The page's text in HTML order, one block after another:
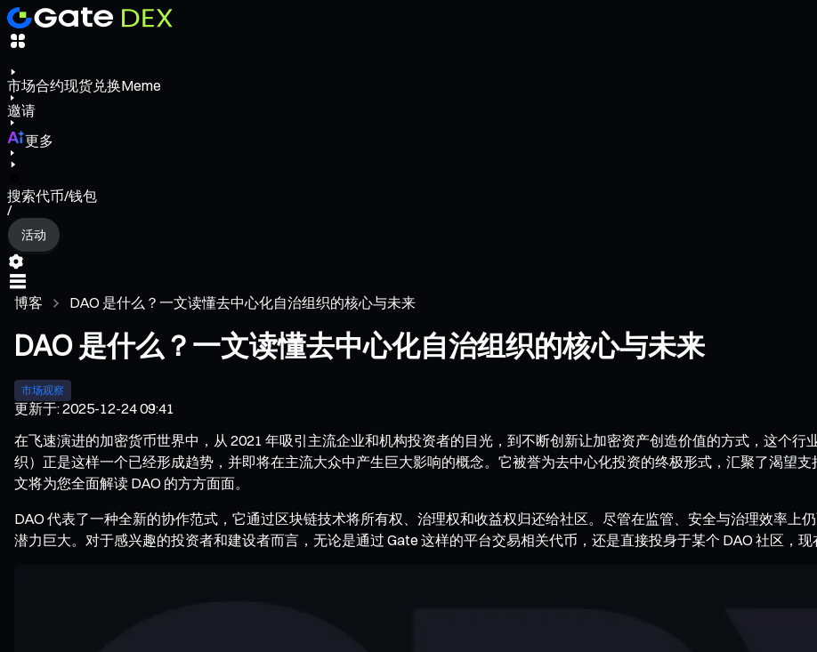
市场合约现货兑换Meme
邀请
更多
搜索代币/钱包
/
活动
博客 DAO 是什么？一文读懂去中心化自治组织的核心与未来
DAO 是什么？一文读懂去中心化自治组织的核心与未来
市场观察
更新于:2025-12-24 09:41
在飞速演进的加密货币世界中，从 2021 年吸引主流企业和机构投资者的目光，到不断创新让加密资产创造价值的方式，这个行
织）正是这样一个已经形成趋势，并即将在主流大众中产生巨大影响的概念。它被誉为去中心化投资的终极形式，汇聚了渴望
文将为您全面解读 DAO 的方方面面。
DAO 代表了一种全新的协作范式，它通过区块链技术将所有权、治理权和收益权归还给社区。尽管在监管、安全与治理效率上
潜力巨大。对于感兴趣的投资者和建设者而言，无论是通过 Gate 这样的平台交易相关代币，还是直接投身于某个 DAO 社区，